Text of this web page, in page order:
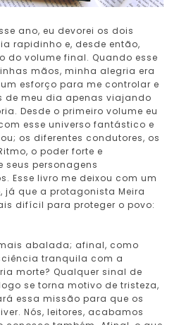
ano, eu devorei os dois
rapidinho e, desde então,
do volume final. Quando esse
mãos, minha alegria era
esforço para me controlar e
de meu dia apenas viajando
Desde o primeiro volume eu
esse universo fantástico e
os diferentes condutores, os
o poder forte e
personagens
Esse livro me deixou com um
já que a protagonista Meira
difícil para proteger o povo:
abalada; afinal, como
tranquila com a
morte? Qualquer sinal de
se torna motivo de tristeza,
essa missão para que os
Nós, leitores, acabamos